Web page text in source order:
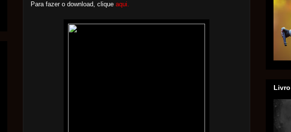
Para fazer o download, clique aqui.